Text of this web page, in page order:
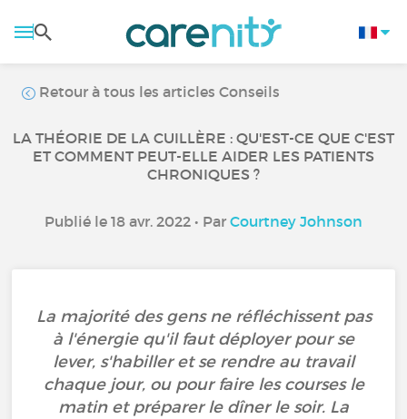
Retour à tous les articles Conseils
LA THÉORIE DE LA CUILLÈRE : QU'EST-CE QUE C'EST
ET COMMENT PEUT-ELLE AIDER LES PATIENTS
CHRONIQUES ?
Publié le 18 avr. 2022 • Par Courtney Johnson
La majorité des gens ne réfléchissent pas
à l'énergie qu'il faut déployer pour se
lever, s'habiller et se rendre au travail
chaque jour, ou pour faire les courses le
matin et préparer le dîner le soir. La